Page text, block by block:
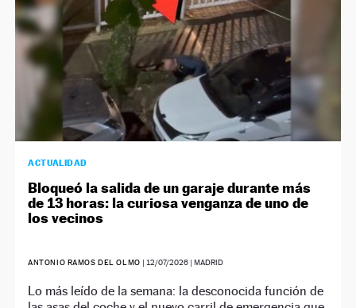
ACTUALIDAD
Bloqueó la salida de un garaje durante más
de 13 horas: la curiosa venganza de uno de
los vecinos
ANTONIO RAMOS DEL OLMO | 12/07/2026| MADRID
Lo más leído de la semana: la desconocida función de